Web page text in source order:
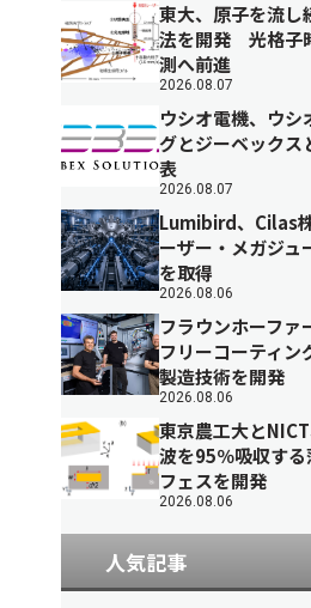
東大、原子を流し
法を開発 光格子
測へ前進
2026.08.07
ウシオ電機、ウシ
グとジーベックス
表
2026.08.07
Lumibird、Cilas
ーザー・メガジュ
を取得
2026.08.06
フラウンホーファ
フリーコーティン
製造技術を開発
2026.08.06
東京農工大と
波を95％吸収す
フェスを開発
2026.08.06
人気記事